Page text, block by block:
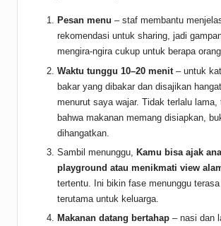
Pesan menu – staf membantu
rekomendasi untuk sharing, jadi
mengira-ngira cukup untuk berapa
Waktu tunggu 10–20 menit – untuk
bakar yang dibakar dan disajikan
menurut saya wajar. Tidak terlalu lama,
bahwa makanan memang disiapkan,
dihangatkan.
Sambil menunggu, Kamu bisa ajak
playground atau menikmati view
tertentu. Ini bikin fase menunggu terasa
terutama untuk keluarga.
Makanan datang bertahap – nasi dan